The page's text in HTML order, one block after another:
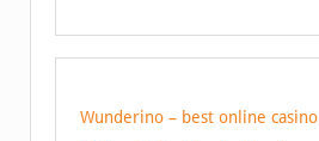
Wunderino – best online casino